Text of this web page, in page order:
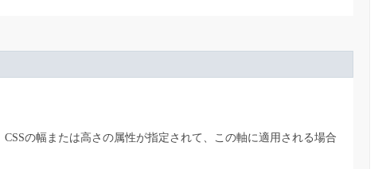
の幅または高さの属性が指定されて、この軸に適用される場合